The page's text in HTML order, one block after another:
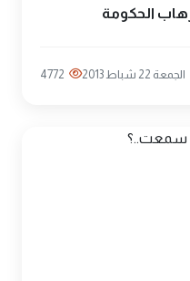
الحكومة
الجمعة 22 شباط 2013 4772